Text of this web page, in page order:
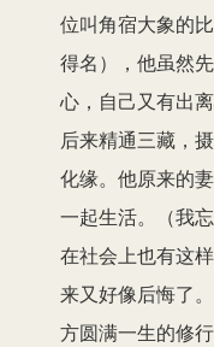
位叫角宿大象的
得名），他虽然
心，自己又有出
后来精通三藏，
化缘。他原来的
一起生活。（我
在社会上也有这
来又好像后悔了
方圆满一生的修行